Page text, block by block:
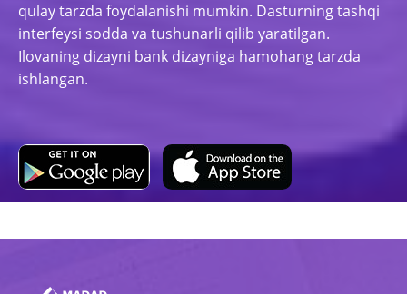
qulay tarzda foydalanishi mumkin. Dasturning tashqi
interfeysi sodda va tushunarli qilib yaratilgan.
Ilovaning dizayni bank dizayniga hamohang tarzda
ishlangan.